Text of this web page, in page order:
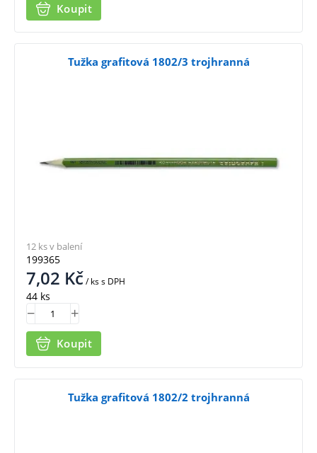
Koupit
Tužka grafitová 1802/3 trojhranná
199365
7,02 Kč/ kss DPH
44 ks
Koupit
12 ks v balení
Tužka grafitová 1802/2 trojhranná